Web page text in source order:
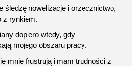
śledzę nowelizacje i orzecznictwo,
z rynkiem.
dopiero wtedy, gdy
mojego obszaru pracy.
mnie frustrują i mam trudności z